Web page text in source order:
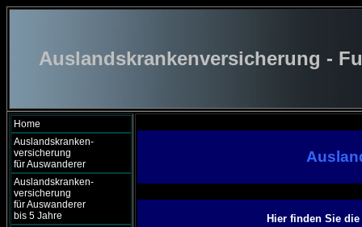
Auslandskrankenversicherung -
Home
Auslandskranken-
versicherung
für Auswanderer
Auslandskranken-
versicherung
für Auswanderer
bis 5 Jahre
Hier finden Sie